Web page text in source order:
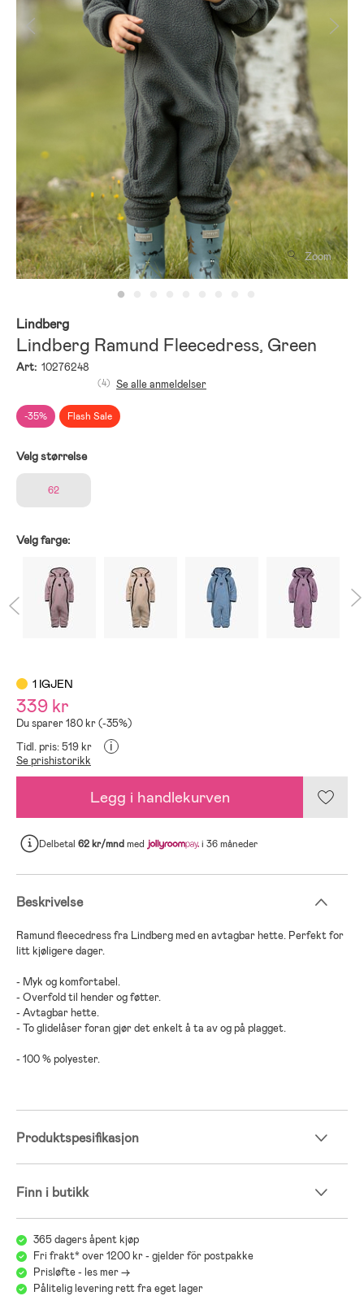
Zoom
Lindberg
Lindberg Ramund Fleecedress, Green
Art: 10276248
-35% Flash Sale
(4) Se alle anmeldelser
Velg størrelse
62
Velg farge:
1 IGJEN
339 kr
Du sparer 180 kr (-35%)
Tidl. pris: 519 kr
i
Se prishistorikk
Legg i handlekurven
Delbetal 62 kr/mndmed i 36 måneder
Beskrivelse
Ramund fleecedress fra Lindberg med en avtagbar hette. Perfekt for
litt kjøligere dager.
- Myk og komfortabel.
- Overfold til hender og føtter.
- Avtagbar hette.
- To glidelåser foran gjør det enkelt å ta av og på plagget.
- 100 % polyester.
Produktspesifikasjon
Finn i butikk
365 dagers åpent kjøp
Fri frakt* over 1200 kr - gjelder för postpakke
Prisløfte - les mer ->
Pålitelig levering rett fra eget lager